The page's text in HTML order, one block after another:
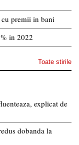
premii in bani
in 2022
Toate stirile
explicat de
dobanda la